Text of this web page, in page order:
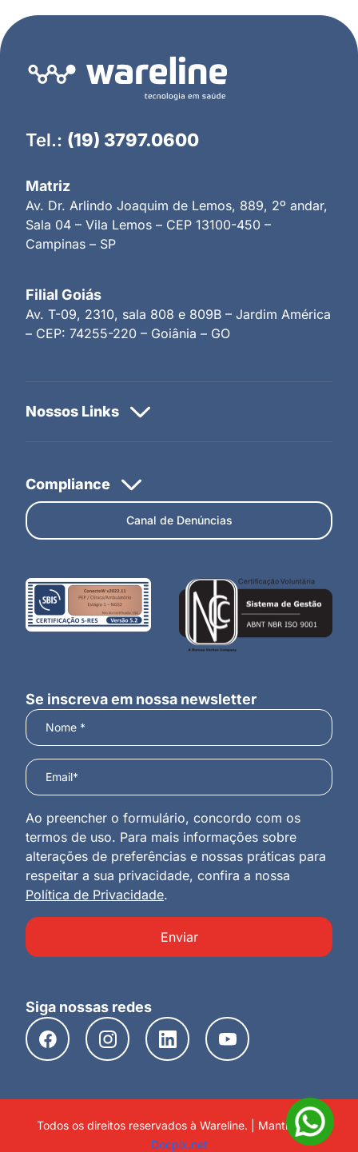
Tel.: (19) 3797.0600
Matriz
Av. Dr. Arlindo Joaquim de Lemos, 889, 2º andar,
Sala 04 – Vila Lemos – CEP 13100-450 –
Campinas – SP
Filial Goiás
Av. T-09, 2310, sala 808 e 809B – Jardim América
– CEP: 74255-220 – Goiânia – GO
Canal de Denúncias
Se inscreva em nossa newsletter
Ao preencher o formulário, concordo com os
termos de uso. Para mais informações sobre
alterações de preferências e nossas práticas para
respeitar a sua privacidade, confira a nossa
Política de Privacidade.
Enviar
Siga nossas redes
Todos os direitos reservados à Wareline. | Mantido por
Docpix.net